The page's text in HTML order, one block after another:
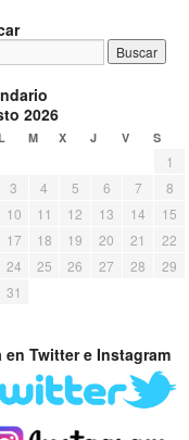
2026
L M X J V S
1
3 4 5 6 7
8
10 11 12 13 14
15
17 18 19 20 21
22
24 25 26 27 28
29
31
en Twitter e Instagram